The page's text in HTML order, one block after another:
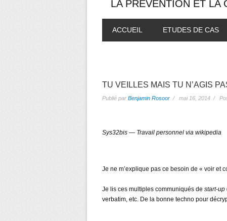
LA PRÉVENTION ET LA
ACCUEIL ETUDES DE CAS
TU VEILLES MAIS TU N’AGIS
Publié par Benjamin Rosoor / mai 16, 2014 /
Sys32bis — Travail personnel via wikipedia
Je ne m’explique pas ce besoin de « voir et
Je lis ces multiples communiqués de start-up
verbatim, etc. De la bonne techno pour